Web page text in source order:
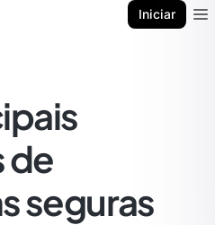
Iniciar
de
seguras